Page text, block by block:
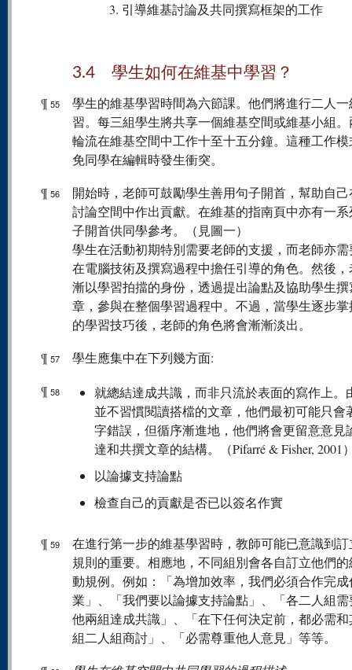
引導維基討論及共同撰寫框架的工作
3.4 學生如何在維基中學習？
¶ 55
學生的維基學習時間為六節課。他們將進行二人
習。每三組學生將共享一個維基空間或維基小組
輪流在維基空間中工作十至十五分鐘。這種工作
免同學在編輯時發生衝突。
¶ 56
開始時，老師可鼓勵學生善用句子開首，幫助自
討論空間中作出貢獻。在維基的指南頁中亦有一
子開首供同學參考。（見圖一）
學生在活動初期特別需要老師的支援，而老師亦
在電腦技術及撰寫過程中擔任引導的角色。然後
漸以學習拍擋的身份，透過提出論點及協助學生撰
章，參與在整個學習過程中。不過，當學生逐步
的學習技巧後，老師的角色將會漸漸淡出。
¶ 57
學生應集中在下列幾方面:
¶ 58
就總結達成共識，而非只流於表面的寫作上。
並不習慣閱讀搭檔的文章，他們最初可能只會
字錯誤，但循序漸進地，他們將會更留意意見
達和共撰文章的結構。（Pifarré & Fisher, 2001
以論據支持論點
檢查自己的貢獻是否已以簽名作實
¶ 59
在進行第一步的維基學習時，教師可能已意識到
規則的重要。相應地，不同組別會各自訂立他們
動規例。例如：「為增加效率，我們必須合作完成
業」、「我們要以論據支持論點」、「各二人組
他兩組達成共識」、「在下任何決定前，都必需
組二人組商討」、「必需尊重他人意見」等等。